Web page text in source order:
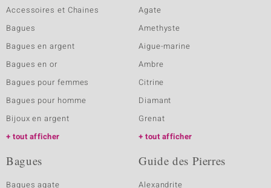
Accessoires et Chaines
Bagues
Bagues en argent
Bagues en or
Bagues pour femmes
Bagues pour homme
Bijoux en argent
tout afficher
Agate
Amethyste
Aigue-marine
Ambre
Citrine
Diamant
Grenat
tout afficher
Bagues
Bagues agate
Guide des Pierres
Alexandrite